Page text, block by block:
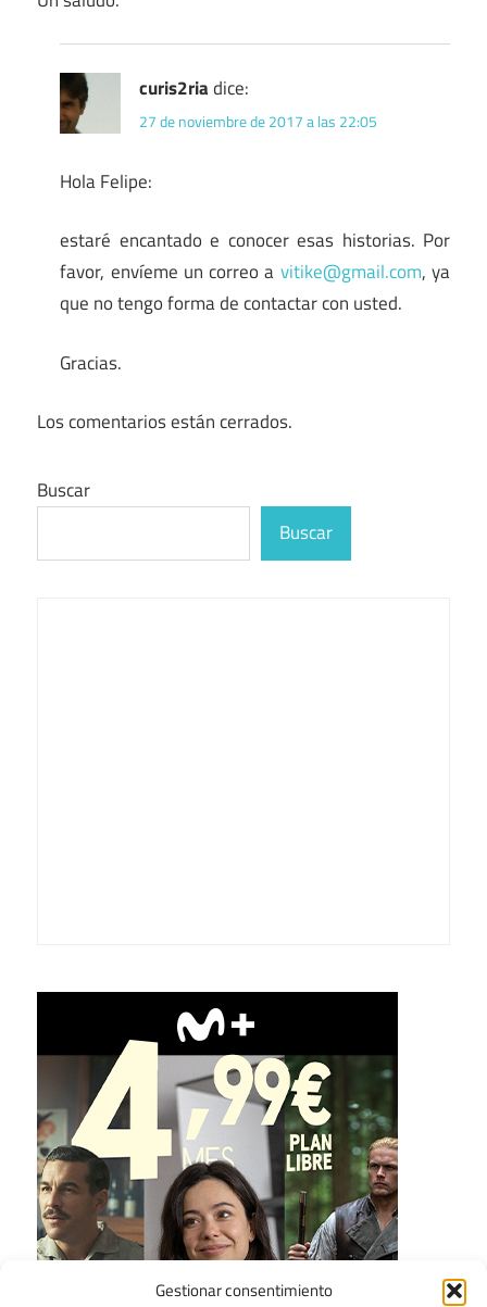
Gestionar consentimiento
curis2ria dice:
27 de noviembre de 2017 a las 22:05
Hola Felipe:
estaré encantado e conocer esas historias. Por
favor, envíeme un correo a vitike@gmail.com, ya
que no tengo forma de contactar con usted.
Gracias.
Los comentarios están cerrados.
Buscar
Buscar